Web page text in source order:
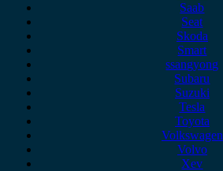
Saab
Seat
Skoda
Smart
ssangyong
Subaru
Suzuki
Tesla
Toyota
Volkswagen
Volvo
Xev